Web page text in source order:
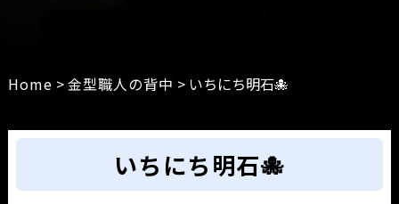
Home >金型職人の背中 > いちにち明石🐙
いちにち明石🐙